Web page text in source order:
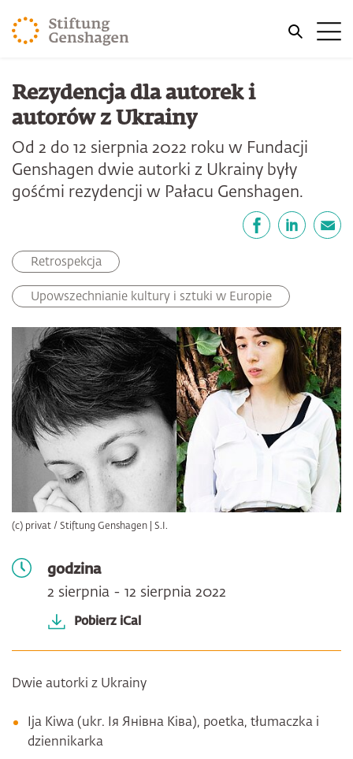
PRZJDŹ DO TREŚCI GŁÓWNEJ
PRZEJDŹ DO WYSZUKIWARKI
Rezydencja dla autorek i
autorów z Ukrainy
Od 2 do 12 sierpnia 2022 roku w Fundacji
Genshagen dwie autorki z Ukrainy były
gośćmi rezydencji w Pałacu Genshagen.
Retrospekcja
Upowszechnianie kultury i sztuki w Europie
(c) privat / Stiftung Genshagen | S.I.
godzina
2 sierpnia - 12 sierpnia 2022
Pobierz iCal
Dwie autorki z Ukrainy
Ija Kiwa (ukr. Ія Янівна Ківа), poetka, tłumaczka i
dziennikarka